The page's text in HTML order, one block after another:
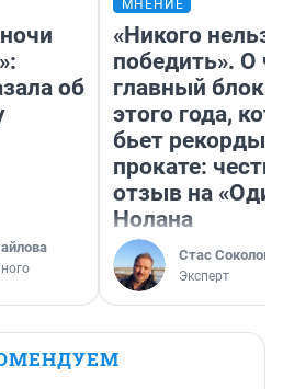
об
МНЕНИЕ
«Никого нельзя
победить». О
главный
этого года,
бьет рекорды в
прокате:
отзыв на
Нолана
Стас Соколов
Эксперт